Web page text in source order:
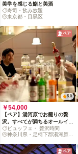
美学を感じる鮨と美酒
寿司・飲み放題
東京都・目黒区
ペア
5.0
￥54,000
【ペア】湯河原でお籠りの贅
沢。すべてが満ちるオールイン
クルーシブ紀行
ビュッフェ・ 贅沢時間
神奈川県・足柄下郡湯河原町
ペア